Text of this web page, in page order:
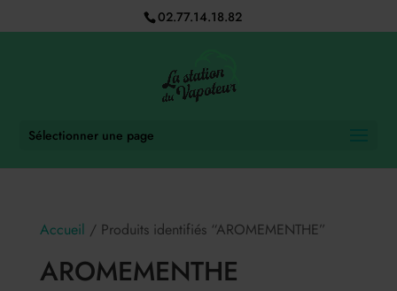
02.77.14.18.82
Sélectionner une page
Accueil / Produits identifiés “AROMEMENTHE”
AROMEMENTHE